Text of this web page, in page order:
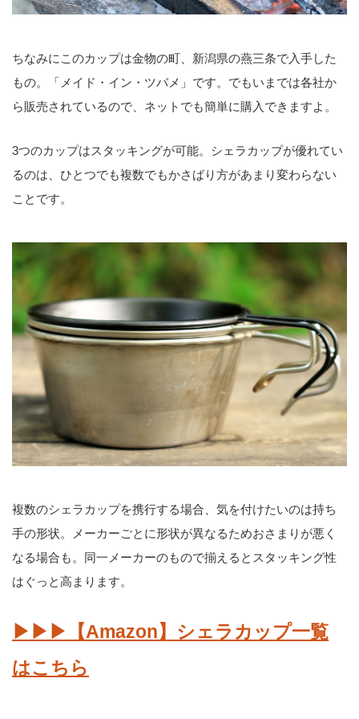
ちなみにこのカップは金物の町、新潟県の燕三条で入手した
もの。「メイド・イン・ツバメ」です。でもいまでは各社か
ら販売されているので、ネットでも簡単に購入できますよ。
3つのカップはスタッキングが可能。シェラカップが優れてい
るのは、ひとつでも複数でもかさばり方があまり変わらない
ことです。
複数のシェラカップを携行する場合、気を付けたいのは持ち
手の形状。メーカーごとに形状が異なるためおさまりが悪く
なる場合も。同一メーカーのもので揃えるとスタッキング性
はぐっと高まります。
▶▶▶【Amazon】シェラカップ一覧
はこちら